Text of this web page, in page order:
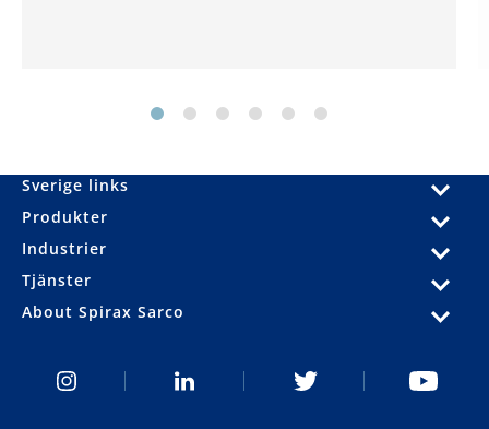
Sverige links
Produkter
Industrier
Tjänster
About Spirax Sarco